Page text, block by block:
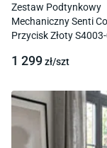
Zestaw Podtynkowy
Mechaniczny Senti
Przycisk Złoty
1 299zł/szt